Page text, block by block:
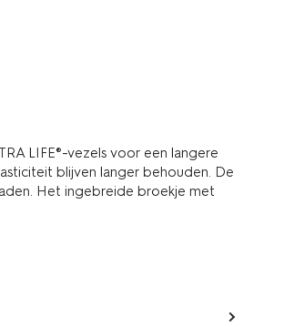
LIFE®-vezels voor een langere
blijven langer behouden. De
Het ingebreide broekje met